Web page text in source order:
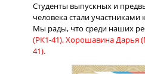
Студенты выпускных и
человека стали
Мы рады, что среди наших
(РК1-41), Хорошавина Дарья
41).